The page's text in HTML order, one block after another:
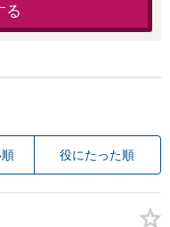
る
役にたった順